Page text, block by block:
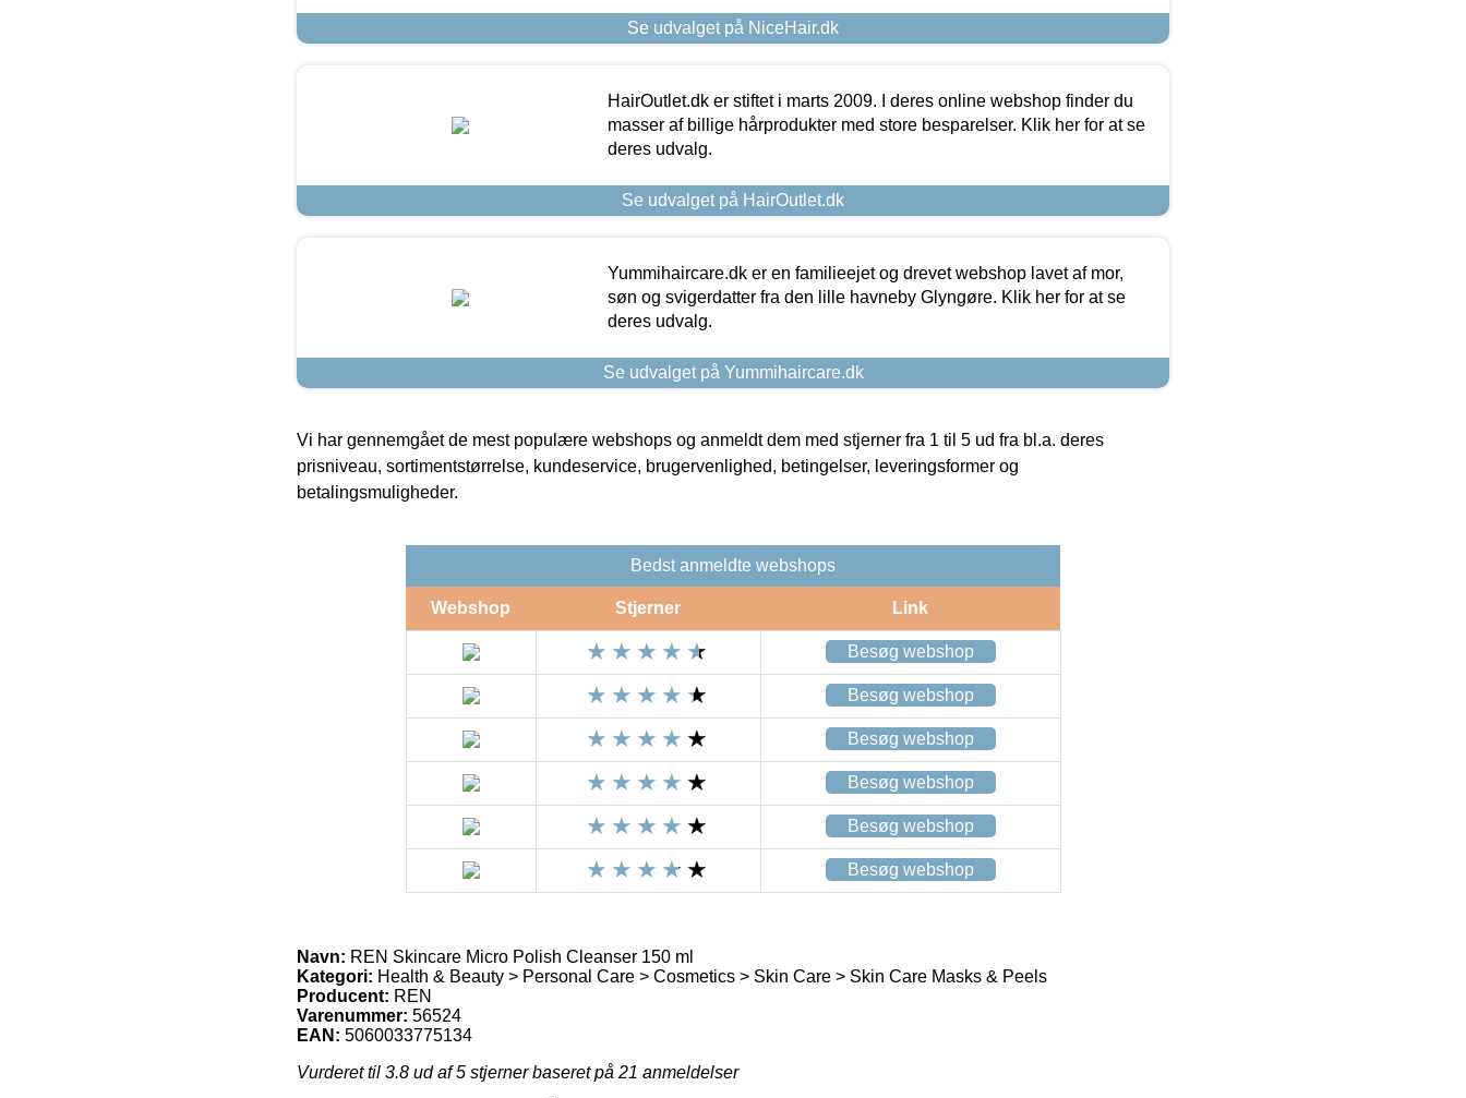
Se udvalget på NiceHair.dk
HairOutlet.dk er stiftet i marts 2009. I deres online webshop finder du
masser af billige hårprodukter med store besparelser. Klik her for at se
deres udvalg.
Se udvalget på HairOutlet.dk
Yummihaircare.dk er en familieejet og drevet webshop lavet af mor,
søn og svigerdatter fra den lille havneby Glyngøre. Klik her for at se
deres udvalg.
Se udvalget på Yummihaircare.dk
Vi har gennemgået de mest populære webshops og anmeldt dem med stjerner fra 1 til 5 ud fra bl.a. deres
prisniveau, sortimentstørrelse, kundeservice, brugervenlighed, betingelser, leveringsformer og
betalingsmuligheder.
Bedst anmeldte webshops
Webshop Stjerner Link
Besøg webshop
Besøg webshop
Besøg webshop
Besøg webshop
Besøg webshop
Besøg webshop
Navn: REN Skincare Micro Polish Cleanser 150 ml
Kategori: Health & Beauty > Personal Care > Cosmetics > Skin Care > Skin Care Masks & Peels
Producent: REN
Varenummer: 56524
EAN: 5060033775134
Vurderet til 3.8 ud af 5 stjerner baseret på 21 anmeldelser